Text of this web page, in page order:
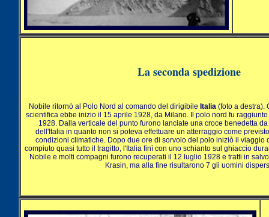
La seconda spedizione
Nobile ritornò al Polo Nord al comando del dirigibile Italia(foto a destra).
scientifica ebbe inizio il 15 aprile 1928, da Milano. Il polo nord fu
1928. Dalla verticale del punto furono lanciate una croce benedetta
dell'Italia in quanto non si poteva effettuare un atterraggio come
condizioni climatiche. Dopo due ore di sorvolo del polo iniziò il viaggio
compiuto quasi tutto il tragitto, l'Italia finì con uno schianto sul ghiaccio
Nobile e molti compagni furono recuperati il 12 luglio 1928 e tratti in
Krasin, ma alla fine risultarono 7 gli uomini